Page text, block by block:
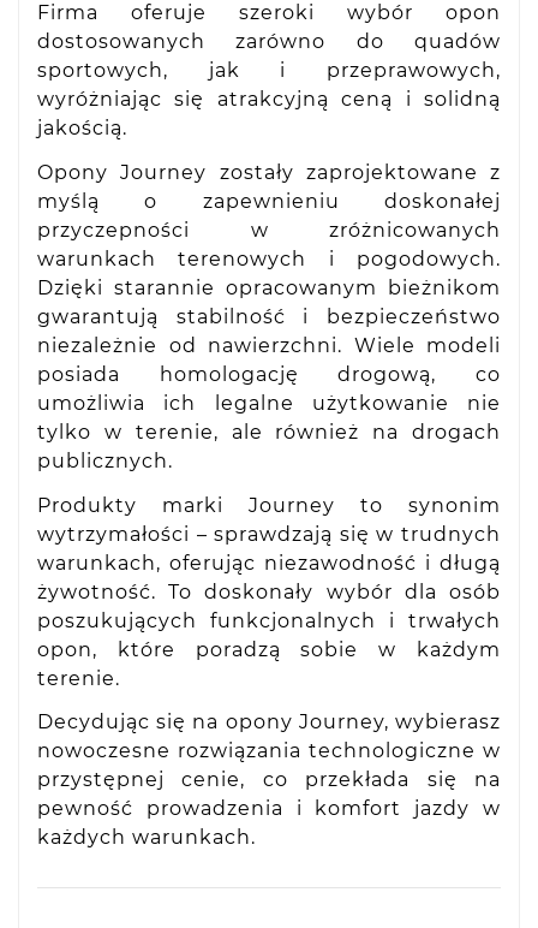
Firma oferuje szeroki wybór opon
dostosowanych zarówno do quadów
sportowych, jak i przeprawowych,
wyróżniając się atrakcyjną ceną i solidną
jakością.
Opony Journey zostały zaprojektowane z
myślą o zapewnieniu doskonałej
przyczepności w zróżnicowanych
warunkach terenowych i pogodowych.
Dzięki starannie opracowanym bieżnikom
gwarantują stabilność i bezpieczeństwo
niezależnie od nawierzchni. Wiele modeli
posiada homologację drogową, co
umożliwia ich legalne użytkowanie nie
tylko w terenie, ale również na drogach
publicznych.
Produkty marki Journey to synonim
wytrzymałości – sprawdzają się w trudnych
warunkach, oferując niezawodność i długą
żywotność. To doskonały wybór dla osób
poszukujących funkcjonalnych i trwałych
opon, które poradzą sobie w każdym
terenie.
Decydując się na opony Journey, wybierasz
nowoczesne rozwiązania technologiczne w
przystępnej cenie, co przekłada się na
pewność prowadzenia i komfort jazdy w
każdych warunkach.